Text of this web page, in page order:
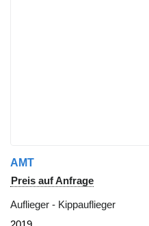
AMT
Preis auf Anfrage
Auflieger - Kippauflieger